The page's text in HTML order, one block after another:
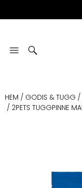
HEM / GODIS & TUGG /
/ 2PETS TUGGPINNE